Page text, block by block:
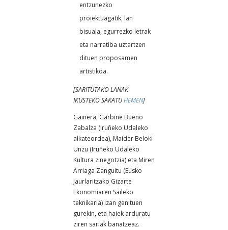
entzunezko
proiektuagatik, lan
bisuala, egurrezko letrak
eta narratiba uztartzen
dituen proposamen
artistikoa.
[SARITUTAKO LANAK
IKUSTEKO SAKATUHEMEN]
Gainera, Garbiñe Bueno
Zabalza (Iruñeko Udaleko
alkateordea), Maider Beloki
Unzu (Iruñeko Udaleko
Kultura zinegotzia) eta Miren
Arriaga Zanguitu (Eusko
Jaurlaritzako Gizarte
Ekonomiaren Saileko
teknikaria) izan genituen
gurekin, eta haiek arduratu
ziren sariak banatzeaz.